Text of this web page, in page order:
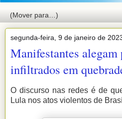
segunda-feira, 9 de janeiro de
Manifestantes alegam
infiltrados em
O discurso nas redes é de
Lula nos atos violentos de